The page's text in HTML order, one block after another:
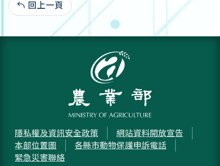
回上一頁
隱私權及資訊安全政策
網站資料開放宣告
本部位置圖
各縣市動物保護申訴電話
緊急災害聯絡